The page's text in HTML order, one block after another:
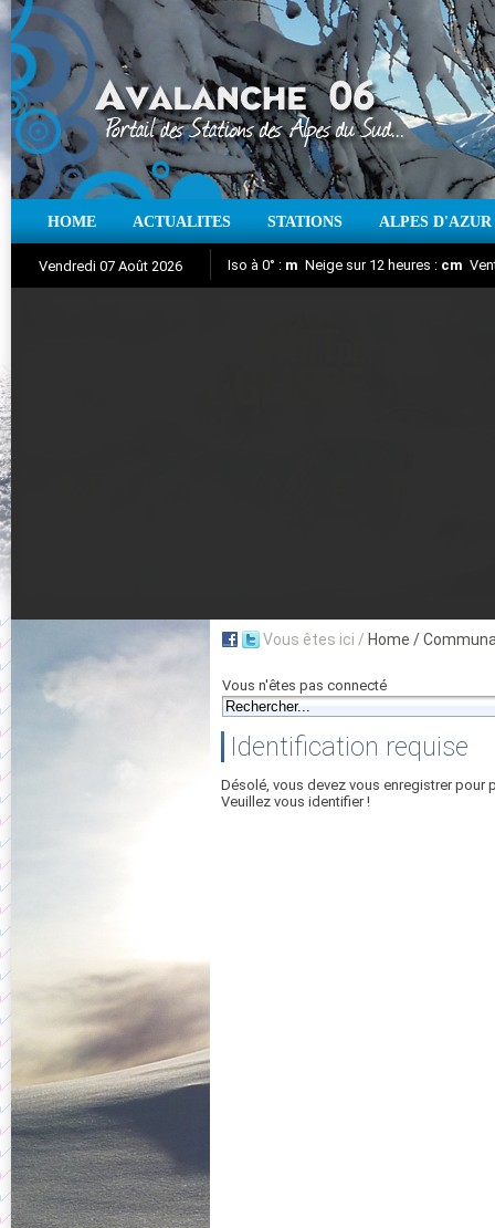
HOME ACTUALITES STATIONS ALPES D'AZUR
Vendredi 07 Août 2026 Iso à 0° : m Neige sur 12 heures : cm
Vous êtes ici / Home /
Vous n'êtes pas connecté
Identification requise
Désolé, vous devez vous enregistrer pour
Veuillez vous identifier !